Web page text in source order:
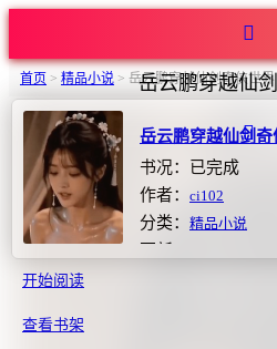
岳云鹏穿越仙
首页 > 精品小说 > 岳云鹏穿越仙剑奇侠世界
岳云鹏穿越仙剑奇
书况：已完成
作者： ci102
分类： 精品小说
开始阅读
查看书架